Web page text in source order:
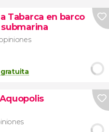
Tabarca en barco